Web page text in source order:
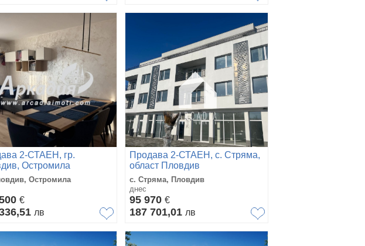
2-СТАЕН, гр.
Остромила
Остромила
€
лв
Продава 2-СТАЕН, с. Стряма,
област Пловдив
с. Стряма, Пловдив
днес
95 970 €
187 701,01 лв